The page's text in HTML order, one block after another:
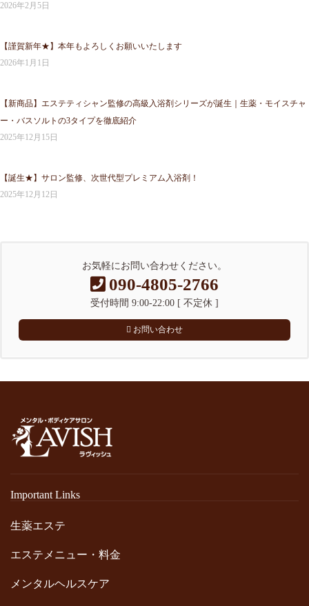
2026年2月5日
【謹賀新年★】本年もよろしくお願いいたします
2026年1月1日
【新商品】エステティシャン監修の高級入浴剤シリーズが誕生｜生薬・モイスチャ
ー・バスソルトの3タイプを徹底紹介
2025年12月15日
【誕生★】サロン監修、次世代型プレミアム入浴剤！
2025年12月12日
お気軽にお問い合わせください。
090-4805-2766
受付時間 9:00-22:00 [ 不定休 ]
お問い合わせ
Important Links
生薬エステ
エステメニュー・料金
メンタルヘルスケア